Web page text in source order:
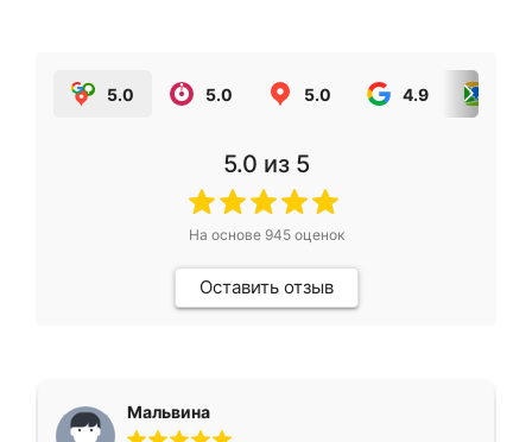
5.0 5.0 5.0 4.9
5.0 из 5
На основе 945оценок
Оставить отзыв
Мальвина